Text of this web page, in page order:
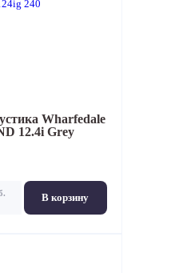
Wharfedale
12.4i Grey
В корзину